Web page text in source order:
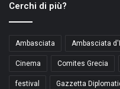
Cerchi di più?
Ambasciata Ambasciata
Cinema Comites Grecia
festival Gazzetta